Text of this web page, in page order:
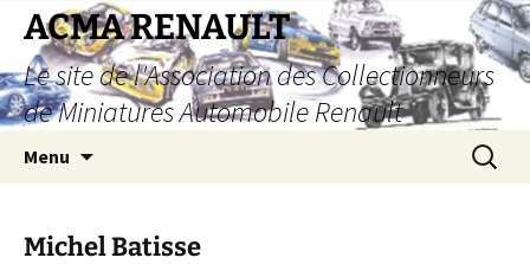
Aller
contenu
ACMA RENAULT
Le site de l'Association des Collectionneurs
de Miniatures Automobile Renault
Menu
Michel Batisse